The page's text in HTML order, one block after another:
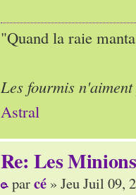
"Quand la raie
Les fourmis
Astral
Re: Les Minions
parcé » Jeu Juil 09,